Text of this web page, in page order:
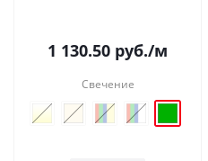
1 130.50 руб./м
Свечение